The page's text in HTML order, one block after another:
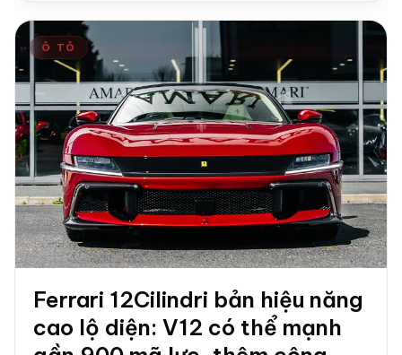
Ô TÔ
Ferrari 12Cilindri bản hiệu năng
cao lộ diện: V12 có thể mạnh